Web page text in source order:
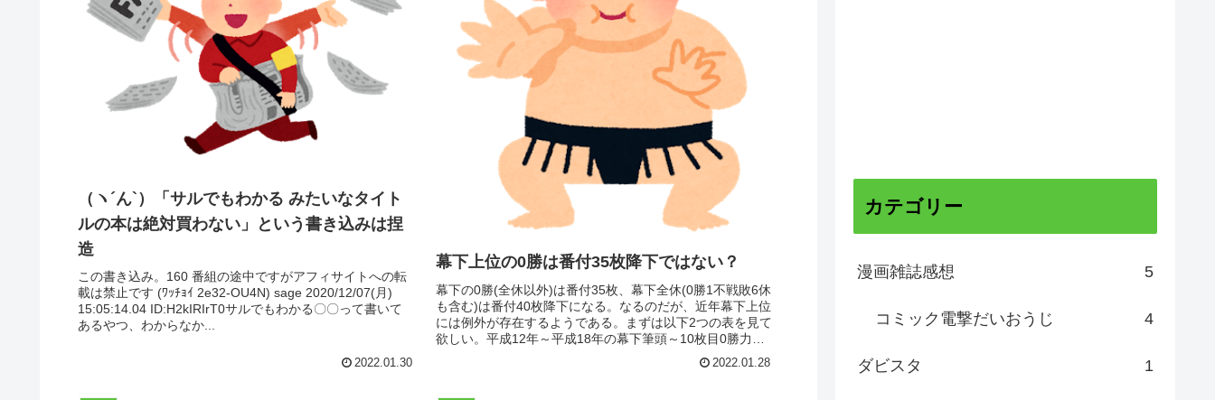
（ヽ´ん`）「サルでもわかる みたいなタイト
ルの本は絶対買わない」という書き込みは捏
造
この書き込み。160 番組の途中ですがアフィサイトへの転
載は禁止です (ﾜｯﾁｮｲ 2e32-OU4N) sage 2020/12/07(月)
15:05:14.04 ID:H2kIRIrT0サルでもわかる〇〇って書いて
あるやつ、わからなか...
2022.01.30
幕下上位の0勝は番付35枚降下ではない？
幕下の0勝(全休以外)は番付35枚、幕下全休(0勝1不戦敗6休
も含む)は番付40枚降下になる。なるのだが、近年幕下上位
には例外が存在するようである。まずは以下2つの表を見て
欲しい。平成12年～平成18年の幕下筆頭～10枚目0勝力士
2022.01.28
カテゴリー
漫画雑誌感想 5
コミック電撃だいおうじ 4
ダビスタ 1